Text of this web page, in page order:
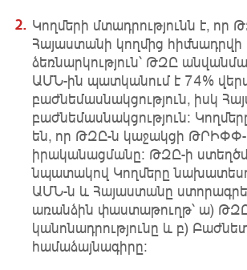
Կողմերի մտադրությունն է, որ
Հայաստանի կողմից
ձեռնարկություն՝ ԹԶԸ
ԱՄՆ-ին պատկանում է 74%
բաժնեմասնակցություն, իսկ
բաժնեմասնակցություն:
են, որ ԹԶԸ-ն կաջակցի
իրականացմանը: ԹԶԸ-ի
նպատակով Կողմերը
ԱՄՆ-ն և Հայաստանը
առանձին փաստաթուղթ՝ ա)
կանոնադրությունը և բ)
համաձայնագիրը: